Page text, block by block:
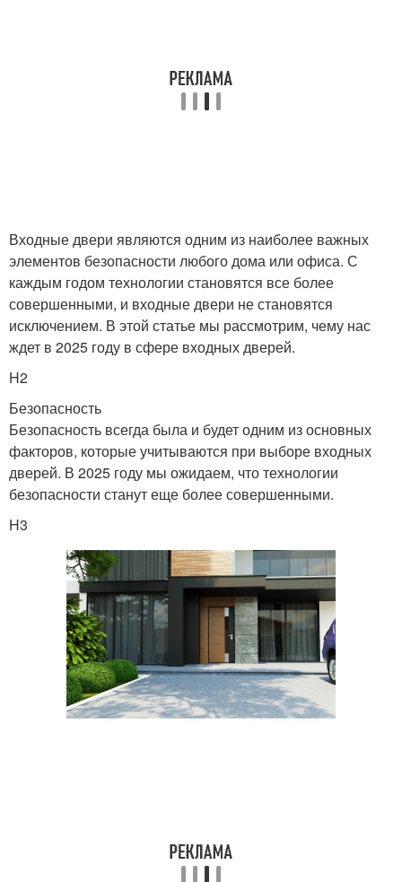
Входные двери являются одним из наиболее важных
элементов безопасности любого дома или офиса. С
каждым годом технологии становятся все более
совершенными, и входные двери не становятся
исключением. В этой статье мы рассмотрим, чему нас
ждет в 2025 году в сфере входных дверей.
H2
Безопасность
Безопасность всегда была и будет одним из основных
факторов, которые учитываются при выборе входных
дверей. В 2025 году мы ожидаем, что технологии
безопасности станут еще более совершенными.
H3